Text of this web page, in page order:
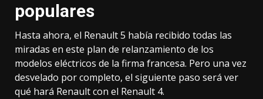
populares
Hasta ahora, el Renault 5 había recibido todas las
miradas en este plan de relanzamiento de los
modelos eléctricos de la firma francesa. Pero una vez
desvelado por completo, el siguiente paso será ver
qué hará Renault con el Renault 4.